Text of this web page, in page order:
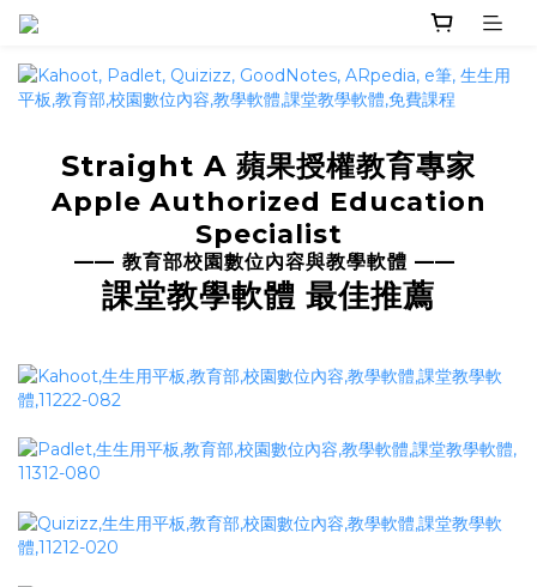
Straight A 蘋果授權教育專家
Apple Authorized Education
Specialist
—— 教育部校園數位內容與教學軟體 ——
課堂教學軟體 最佳推薦